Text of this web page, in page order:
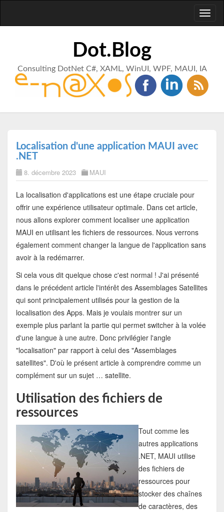
Dot.Blog
Consulting DotNet C#, XAML, WinUI, WPF, MAUI, IA
Localisation d'une application MAUI avec
.NET
8. décembre 2023 MAUI
La localisation d'applications est une étape cruciale pour
offrir une expérience utilisateur optimale. Dans cet article,
nous allons explorer comment localiser une application
MAUI en utilisant les fichiers de ressources. Nous verrons
également comment changer la langue de l'application sans
avoir à la redémarrer.
Si cela vous dit quelque chose c'est normal ! J'ai présenté
dans le précédent article l'intérêt des Assemblages Satellites
qui sont principalement utilisés pour la gestion de la
localisation des Apps. Mais je voulais montrer sur un
exemple plus parlant la partie qui permet switcher à la volée
d'une langue à une autre. Donc privilégier l'angle
"localisation" par rapport à celui des "Assemblages
satellites". D'où le présent article à comprendre comme un
complément sur un sujet … satellite.
Utilisation des fichiers de
ressources
Tout comme les
autres applications
.NET, MAUI utilise
des fichiers de
ressources pour
stocker des chaînes
de caractères, des